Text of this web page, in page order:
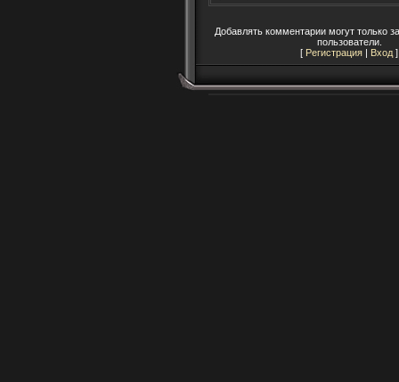
Добавлять комментарии могут только
пользователи.
[ Регистрация | Вход ]